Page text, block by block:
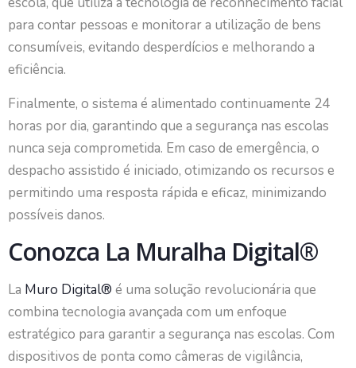
para contar pessoas e monitorar a utilização de bens
consumíveis, evitando desperdícios e melhorando a
eficiência.
Finalmente, o sistema é alimentado continuamente 24
horas por dia, garantindo que a segurança nas escolas
nunca seja comprometida. Em caso de emergência, o
despacho assistido é iniciado, otimizando os recursos e
permitindo uma resposta rápida e eficaz, minimizando
possíveis danos.
Conozca La Muralha Digital®
La Muro Digital® é uma solução revolucionária que
combina tecnologia avançada com um enfoque
estratégico para garantir a segurança nas escolas. Com
dispositivos de ponta como câmeras de vigilância,